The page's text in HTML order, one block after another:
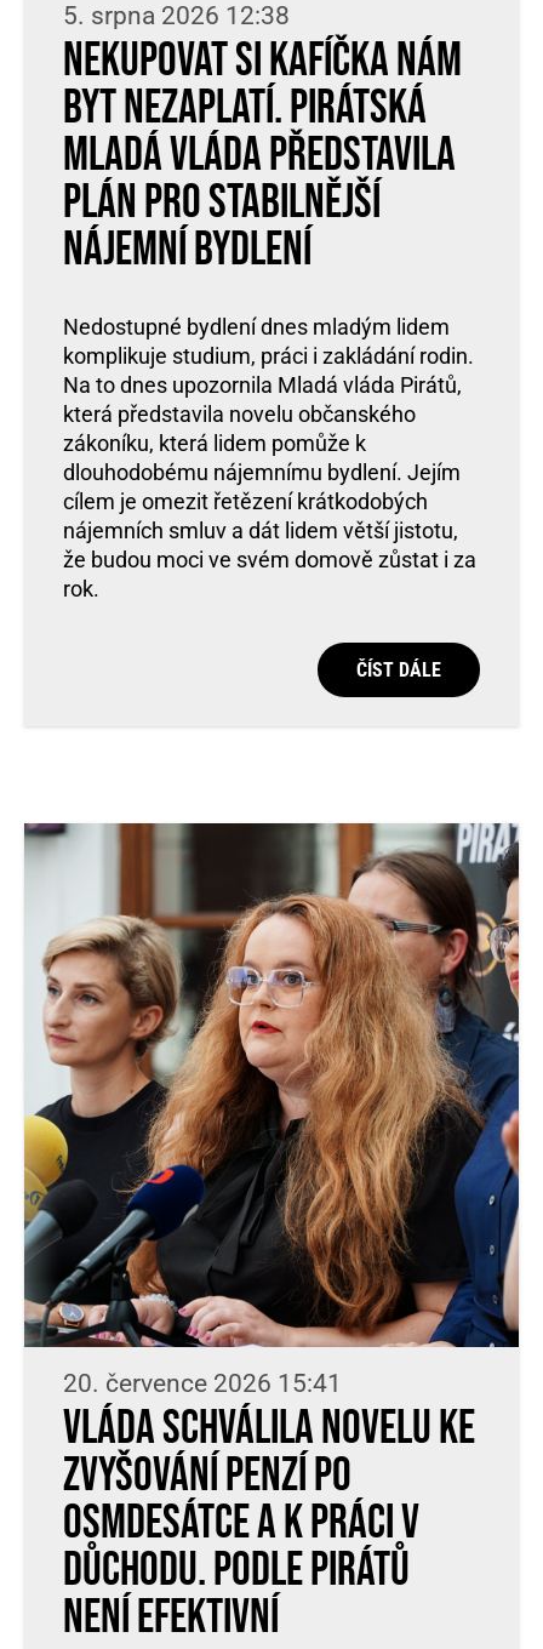
5. srpna 2026 12:38
Nekupovat si kafíčka nám
byt nezaplatí. Pirátská
Mladá vláda představila
plán pro stabilnější
nájemní bydlení
Nedostupné bydlení dnes mladým lidem
komplikuje studium, práci i zakládání rodin.
Na to dnes upozornila Mladá vláda Pirátů,
která představila novelu občanského
zákoníku, která lidem pomůže k
dlouhodobému nájemnímu bydlení. Jejím
cílem je omezit řetězení krátkodobých
nájemních smluv a dát lidem větší jistotu,
že budou moci ve svém domově zůstat i za
rok.
ČÍST DÁLE
20. července 2026 15:41
Vláda schválila novelu ke
zvyšování penzí po
osmdesátce a k práci v
důchodu. Podle Pirátů
není efektivní